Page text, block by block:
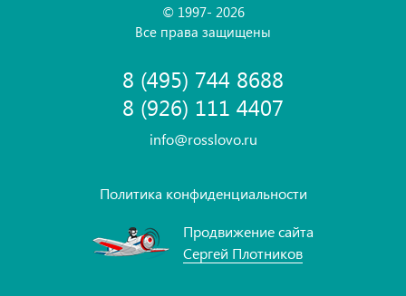
© 1997- 2026
Все права защищены
8 (495) 744 8688
8 (926) 111 4407
info@rosslovo.ru
Политика конфиденциальности
Продвижение сайта
Сергей Плотников